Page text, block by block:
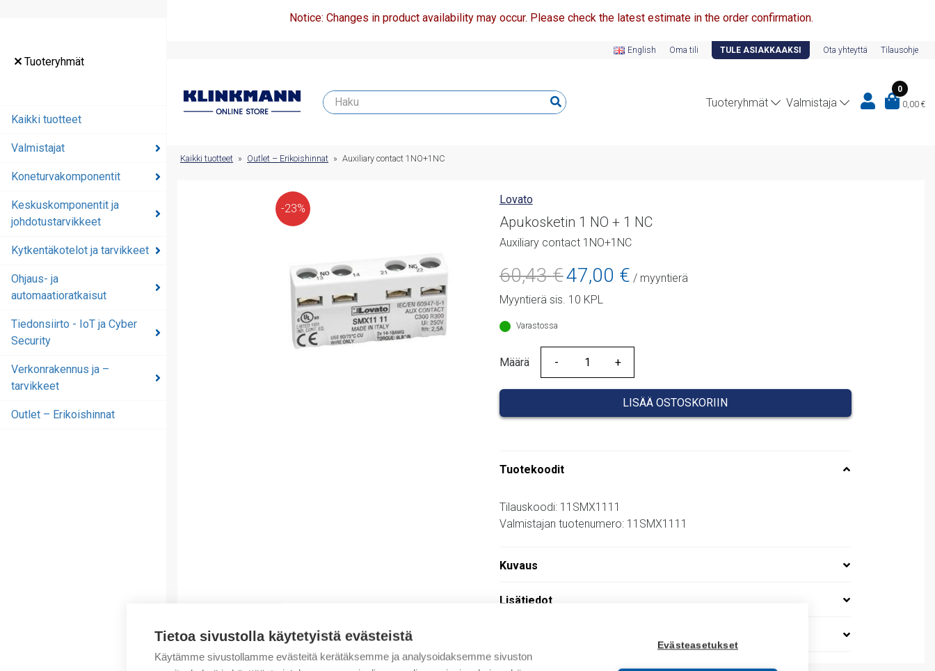
Tietoa sivustolla käytetyistä evästeistä
Käytämme sivustollamme evästeitä kerätäksemme ja analysoidaksemme sivuston
Evästeasetukset
Tuoteryhmät
Kaikki tuotteet
Valmistajat
Koneturvakomponentit
Keskuskomponentit ja
johdotustarvikkeet
Kytkentäkotelot ja tarvikkeet
Ohjaus- ja
automaatioratkaisut
Tiedonsiirto - IoT ja Cyber
Security
Verkonrakennus ja –
tarvikkeet
Outlet – Erikoishinnat
Notice: Changes in product availability may occur. Please check the latest estimate in the order confirmation.
English Oma tili TULE ASIAKKAAKSI Ota yhteyttä Tilausohje
Tuoteryhmät Valmistaja
0
0,00 €
Keskuskomponentit ja
Kaikki tuotteet » Outlet – Erikoishinnat » Auxiliary contact 1NO+1NC
-23%
Lovato
Apukosketin 1 NO + 1 NC
Auxiliary contact 1NO+1NC
60,43€ Alkuperäinen
hinta
oli:
47,00 €Nykyinen
hinta
/ myyntierä
Myyntierä sis. 10 KPL
Varastossa
Määrä
Määrä
LISÄÄ OSTOSKORIIN
Tuotekoodit
Tilauskoodi: 11SMX1111
Valmistajan tuotenumero: 11SMX1111
Kuvaus
Lisätiedot